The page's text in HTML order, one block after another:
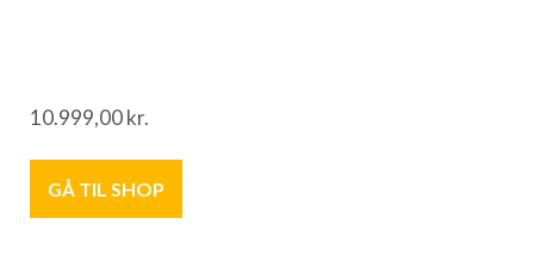
10.999,00kr.
GÅ TIL SHOP